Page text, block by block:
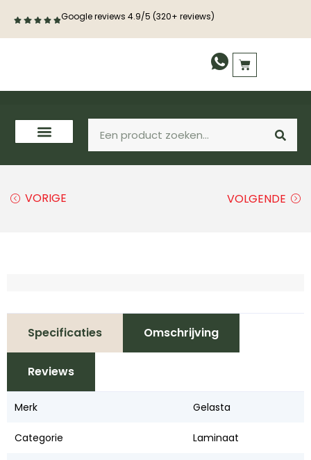
Google reviews 4.9/5 (320+ reviews)
VORIGE VOLGENDE
Specificaties Omschrijving
Reviews
Merk Gelasta
Categorie Laminaat